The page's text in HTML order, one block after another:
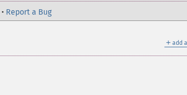
• Report a Bug
＋ add